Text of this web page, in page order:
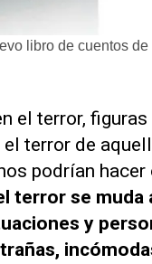
libro de cuentos
el terror,
el terror de
podrían
terror se
y